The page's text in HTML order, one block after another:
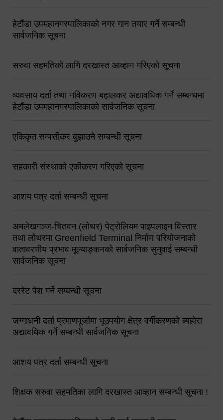
हेटौंडा उपमहानगरपालिकाको नगर गान तयार गर्ने सम्बन्धी
सार्वजनिक सूचना
सरुवा सहमतिको लागि दरखास्त आव्हान गरिएको सूचना
व्यवसाय दर्ता तथा नविकरण बहालकर अद्यावधिक गर्ने सम्बन्धमा
हेटौंडा उपमहानगरपालिकाको सार्वजनिक सूचना
एकिकृत सम्पत्तीकर बुझाउने सम्बन्धी सूचना
सहकारी संस्थाको एकीकरण गरिएको सूचना
आशय पत्र दर्ता सम्बन्धी सूचना
अमलेखगञ्ज-चितवन (लोथर) पेट्रोलियम पाइपलाइन विस्तार
तथा लोथरमा Greenfield Terminal निर्माण परियोजनाको
वातावरणीय प्रभाव मूल्याङ्कनको सार्वजनिक सुनुवाई सम्बन्धी
सार्वजनिक सूचना
दररेट पेश गर्ने सम्बन्धी सूचना
जग्गाधनी दर्ता प्रमाणपूर्जामा भूउपयोग क्षेत्र वर्गीकरणको ब्यहोरा
अद्यावधिक गर्ने सम्बन्धी सार्वजनिक सूचना
आशय पत्र दर्ता सम्बन्धी सूचना
शिक्षक सरुवा सहमतिका लागि दरखास्त आव्हान सम्बन्धी सूचना !